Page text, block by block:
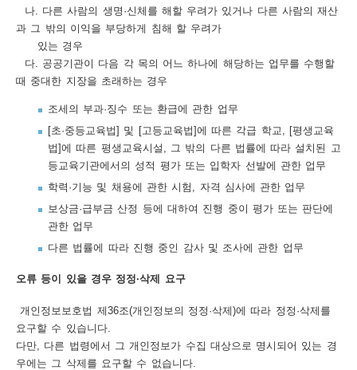
나. 다른 사람의 생명·신체를 해할 우려가 있거나 다른 사람의 재산
과 그 밖의 이익을 부당하게 침해 할 우려가
있는 경우
다. 공공기관이 다음 각 목의 어느 하나에 해당하는 업무를 수행할
때 중대한 지장을 초래하는 경우
조세의 부과·징수 또는 환급에 관한 업무
[초·중등교육법] 및 [고등교육법]에 따른 각급 학교, [평생교육
법]에 따른 평생교육시설, 그 밖의 다른 법률에 따라 설치된 고
등교육기관에서의 성적 평가 또는 입학자 선발에 관한 업무
학력·기능 및 채용에 관한 시험, 자격 심사에 관한 업무
보상금·급부금 산정 등에 대하여 진행 중이 평가 또는 판단에
관한 업무
다른 법률에 따라 진행 중인 감사 및 조사에 관한 업무
오류 등이 있을 경우 정정·삭제 요구
개인정보보호법 제36조(개인정보의 정정·삭제)에 따라 정정·삭제를
요구할 수 있습니다.
다만, 다른 법령에서 그 개인정보가 수집 대상으로 명시되어 있는 경
우에는 그 삭제를 요구할 수 없습니다.
다
로
드
용
약